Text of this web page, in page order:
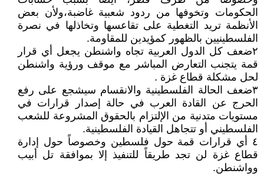
الحكومات وتخوفها من ردود شعبية غاضبة،ولأن بعض
الأنظمة تريد التغطية على تقاعسها وتخاذلها في نصرة
الفلسطينيين بالظهور كمؤيدين للمقاومة.
٢ضعف كل الدول العربية تجاه واشنطن يجعل أي قرار
قمة يتجنب التعارض المباشر مع موقف ورؤية واشنطن
لحل مشكلة قطاع غزة .
٣ضعف الحالة الفلسطينية والانقسام سيشجع على رفع
الحرج عن القادة العرب في حالة إصدار قرارات في
مستويات متدنية من الإلتزام بالحقوق المشروعة للشعب
الفلسطيني أو تتجاهل القيادة الفلسطينية.
٤ أي قرارات قمة حول فلسطين وخصوصاً حول إدارة
قطاع غزة لن تجد طريقاً للتنفيذ إلا بموافقة تل أبيب
وواشنطن.